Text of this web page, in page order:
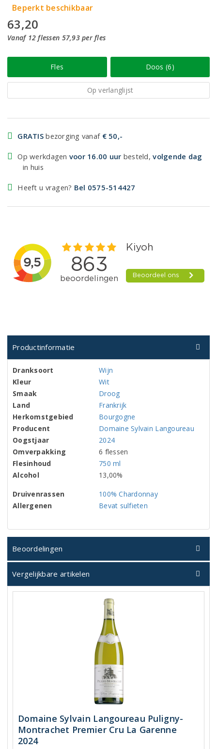
Beperkt beschikbaar
63,20
Vanaf 12 flessen 57,93 per fles
Fles Doos (6)
Op verlanglijst
GRATIS bezorging vanaf € 50,-
Op werkdagen voor 16.00 uur besteld,volgende dag
in huis
Heeft u vragen? Bel 0575-514427
Productinformatie
Dranksoort
Wijn
Kleur
Wit
Smaak
Droog
Land
Frankrijk
Herkomstgebied
Bourgogne
Producent
Domaine Sylvain Langoureau
Oogstjaar
2024
Omverpakking
6 flessen
Flesinhoud
750 ml
Alcohol
13,00%
Druivenrassen
100% Chardonnay
Allergenen
Bevat sulfieten
Beoordelingen
Vergelijkbare artikelen
Domaine Sylvain Langoureau Puligny-
Montrachet Premier Cru La Garenne
2024